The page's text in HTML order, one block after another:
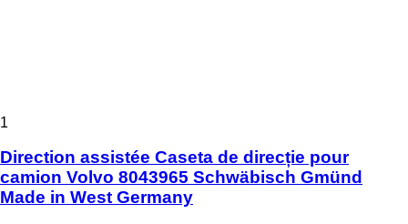
1
Direction assistée Caseta de direcție pour
camion Volvo 8043965 Schwäbisch Gmünd
Made in West Germany